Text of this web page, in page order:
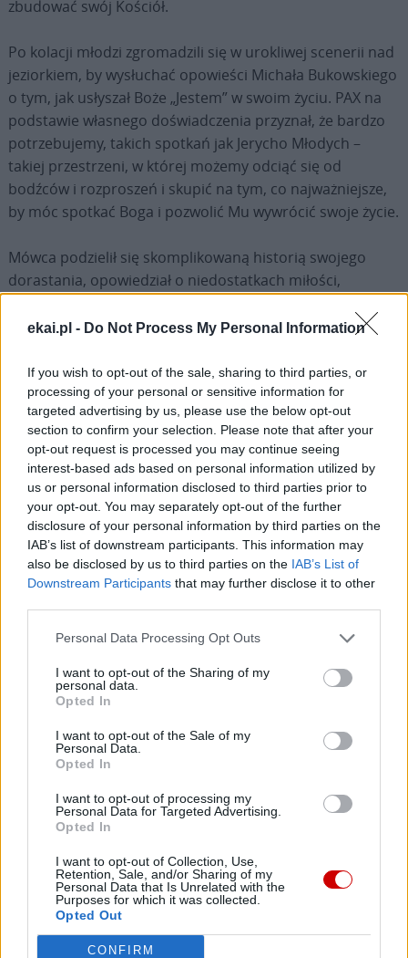
ekai.pl - Do Not Process My Personal Information
If you wish to opt-out of the sale, sharing to third parties, or
processing of your personal or sensitive information for
targeted advertising by us, please use the below opt-out
section to confirm your selection. Please note that after your
opt-out request is processed you may continue seeing
interest-based ads based on personal information utilized by
us or personal information disclosed to third parties prior to
your opt-out. You may separately opt-out of the further
disclosure of your personal information by third parties on the
IAB’s list of downstream participants. This information may
also be disclosed by us to third parties on the IAB’s List of
Downstream Participants that may further disclose it to other
Personal Data Processing Opt Outs
I want to opt-out of the Sharing of my
personal data.
Opted In
I want to opt-out of the Sale of my
Personal Data.
Opted In
I want to opt-out of processing my
Personal Data for Targeted Advertising.
Opted In
I want to opt-out of Collection, Use,
Retention, Sale, and/or Sharing of my
Personal Data that Is Unrelated with the
Purposes for which it was collected.
Opted Out
CONFIRM
zbudować swój Kościół.
Po kolacji młodzi zgromadzili się w urokliwej scenerii nad
jeziorkiem, by wysłuchać opowieści Michała Bukowskiego
o tym, jak usłyszał Boże „Jestem” w swoim życiu. PAX na
podstawie własnego doświadczenia przyznał, że bardzo
potrzebujemy, takich spotkań jak Jerycho Młodych –
takiej przestrzeni, w której możemy odciąć się od
bodźców i rozproszeń i skupić na tym, co najważniejsze,
by móc spotkać Boga i pozwolić Mu wywrócić swoje życie.
Mówca podzielił się skomplikowaną historią swojego
dorastania, opowiedział o niedostatkach miłości,
takiego poplątanego, stojącego na zewnątrz Kościoła,
kluczową rolę odegrał katecheta, który potrafił znaleźć z
uczniami wspólny język i pokazał, że modlitwa, także ta o
bardzo przyziemne sprawy, jak pieniądze, naprawdę jest
wysłuchiwana.
W świadectwie bardzo mocno wybrzmiał apel o wejście w
życieKościoła na serio, o to, by zatroszczyć się o osobistą
relację z Bogiem i szukać formacji we wspólnotach. By
pozwolić Bogu zadziałać w swoim życiu, po to, by świecić
Jego blaskiem tam, gdzie się pojawiamy i być
Ostatnim punktem programu były koncerty Anatoma (do
którego gościnnie dołączyli PAX i KaPe, prowadzący
wcześniej warsztaty) oraz zespołu niemaGOtu. Oba
występy stały się także przestrzenią ewangelizacji. Ze
sceny wybrzmiał silny przekaz o potrzebie odkrycia
swojego powołania, jako warunku bycia szczęśliwym,
zobaczenia na sobie kropli Jego krwi, i decyzji o
zanurzeniu życia w Bogu.
Partnerem wydarzenia jest Województwo Lubelskie –
Urząd Marszałkowski Województwa Lubelskiego.
Partnerem wydarzenia jest Samorząd Województwa
Mazowieckiego.